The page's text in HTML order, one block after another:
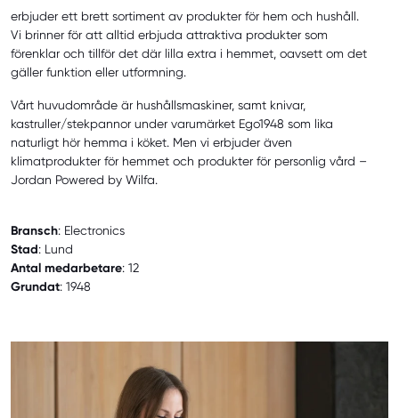
erbjuder ett brett sortiment av produkter för hem och hushåll.
Vi brinner för att alltid erbjuda attraktiva produkter som
förenklar och tillför det där lilla extra i hemmet, oavsett om det
gäller funktion eller utformning.
Vårt huvudområde är hushållsmaskiner, samt knivar,
kastruller/stekpannor under varumärket Ego1948 som lika
naturligt hör hemma i köket. Men vi erbjuder även
klimatprodukter för hemmet och produkter för personlig vård –
Jordan Powered by Wilfa.
Bransch: Electronics
Stad: Lund
Antal medarbetare: 12
Grundat: 1948